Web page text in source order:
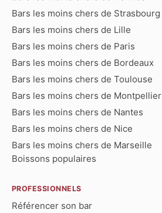
Bars les moins chers de Strasbourg
Bars les moins chers de Lille
Bars les moins chers de Paris
Bars les moins chers de Bordeaux
Bars les moins chers de Toulouse
Bars les moins chers de Montpellier
Bars les moins chers de Nantes
Bars les moins chers de Nice
Bars les moins chers de Marseille
Boissons populaires
PROFESSIONNELS
Référencer son bar